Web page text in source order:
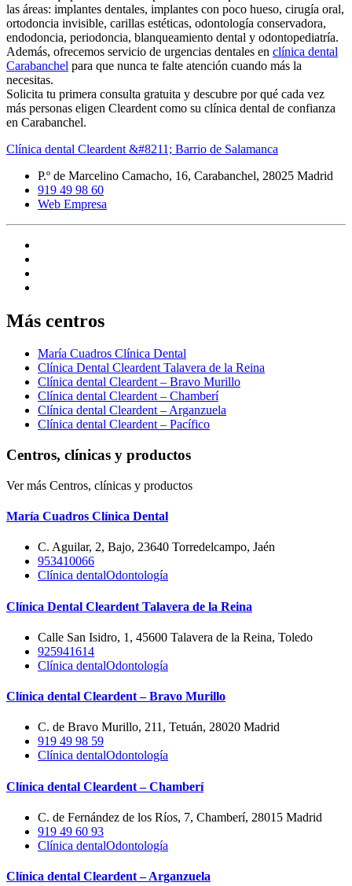
las áreas: implantes dentales, implantes con poco hueso, cirugía oral,
ortodoncia invisible, carillas estéticas, odontología conservadora,
endodoncia, periodoncia, blanqueamiento dental y odontopediatría.
Además, ofrecemos servicio de urgencias dentales en clínica dental
Carabanchel para que nunca te falte atención cuando más la
necesitas.
Solicita tu primera consulta gratuita y descubre por qué cada vez
más personas eligen Cleardent como su clínica dental de confianza
en Carabanchel.
Clínica dental Cleardent &#8211; Barrio de Salamanca
P.º de Marcelino Camacho, 16, Carabanchel, 28025 Madrid
919 49 98 60
Web Empresa
Más centros
María Cuadros Clínica Dental
Clínica Dental Cleardent Talavera de la Reina
Clínica dental Cleardent – Bravo Murillo
Clínica dental Cleardent – Chamberí
Clínica dental Cleardent – Arganzuela
Clínica dental Cleardent – Pacífico
Centros, clínicas y productos
Ver más Centros, clínicas y productos
María Cuadros Clínica Dental
C. Aguilar, 2, Bajo, 23640 Torredelcampo, Jaén
953410066
Clínica dentalOdontología
Clínica Dental Cleardent Talavera de la Reina
Calle San Isidro, 1, 45600 Talavera de la Reina, Toledo
925941614
Clínica dentalOdontología
Clínica dental Cleardent – Bravo Murillo
C. de Bravo Murillo, 211, Tetuán, 28020 Madrid
919 49 98 59
Clínica dentalOdontología
Clínica dental Cleardent – Chamberí
C. de Fernández de los Ríos, 7, Chamberí, 28015 Madrid
919 49 60 93
Clínica dentalOdontología
Clínica dental Cleardent – Arganzuela